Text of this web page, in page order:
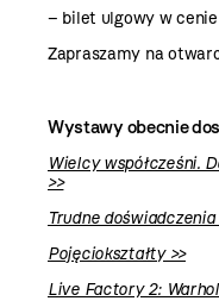
– bilet ulgowy w cenie
Zapraszamy na
Wystawy obecnie
Wielcy współcześni.
>>
Trudne
Pojęciokształty >>
Live Factory 2: